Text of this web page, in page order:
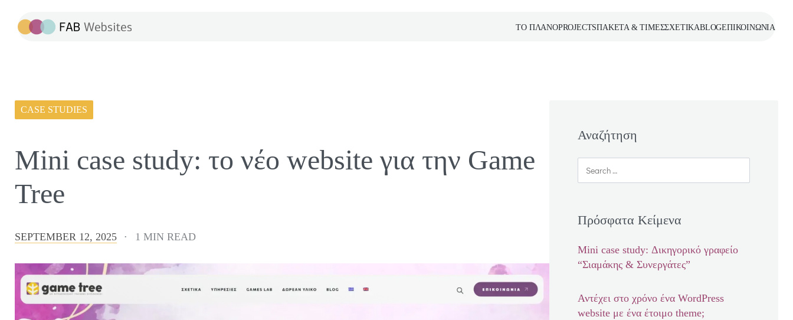
ΤΟ ΠΛΑΝΟPROJECTSΠΑΚΕΤΑ & ΤΙΜΕΣΣΧΕΤΙΚΑBLOGΕΠΙΚΟΙΝΩΝΙΑ
CASE STUDIES
Mini case study: το νέο website για την Game
Tree
SEPTEMBER 12, 2025 1 MIN READ
Αναζήτηση
Πρόσφατα Κείμενα
Mini case study: Δικηγορικό γραφείο
“Σιαμάκης & Συνεργάτες”
Αντέχει στο χρόνο ένα WordPress
website με ένα έτοιμο theme;